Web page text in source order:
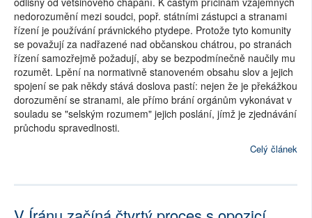
nedorozumění mezi soudci, popř. státními zástupci a stranami
řízení je používání právnického ptydepe. Protože tyto komunity
se považují za nadřazené nad občanskou chátrou, po stranách
řízení samozřejmě požadují, aby se bezpodmínečně naučily mu
rozumět. Lpění na normativně stanoveném obsahu slov a jejich
spojení se pak někdy stává doslova pastí: nejen že je překážkou
dorozumění se stranami, ale přímo brání orgánům vykonávat v
souladu se "selským rozumem" jejich poslání, jímž je zjednávání
průchodu spravedlnosti.
Celý článek